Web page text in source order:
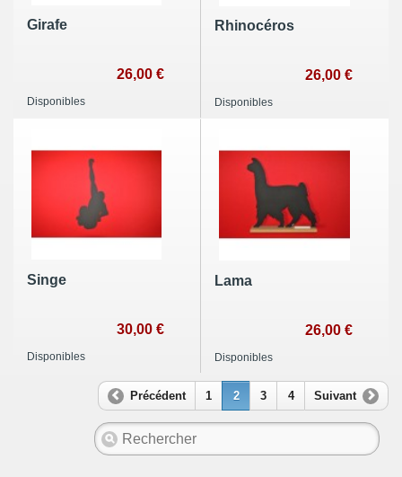
Girafe
26,00 €
Disponibles
Rhinocéros
26,00 €
Disponibles
Singe
30,00 €
Disponibles
Lama
26,00 €
Disponibles
Précédent 1 2 3 4 Suivant